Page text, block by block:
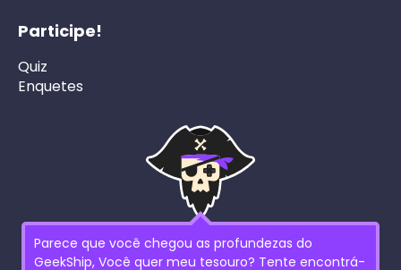
Participe!
Quiz
Enquetes
Parece que você chegou as profundezas do
GeekShip, Você quer meu tesouro? Tente encontrá-